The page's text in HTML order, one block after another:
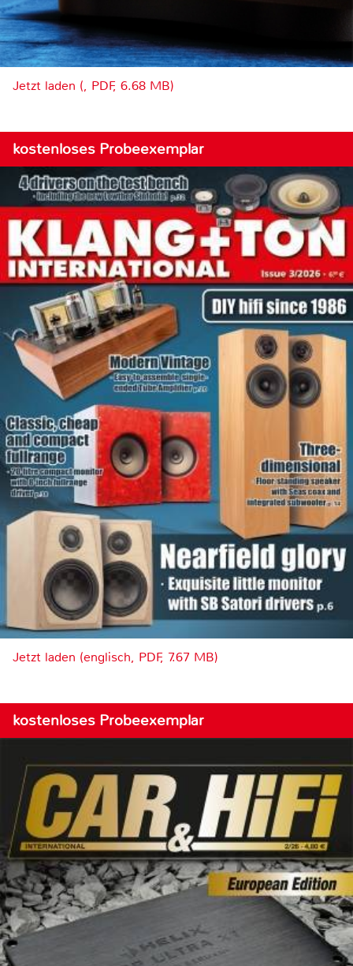
Jetzt laden (, PDF, 6.68 MB)
kostenloses Probeexemplar
Jetzt laden (englisch, PDF, 7.67 MB)
kostenloses Probeexemplar